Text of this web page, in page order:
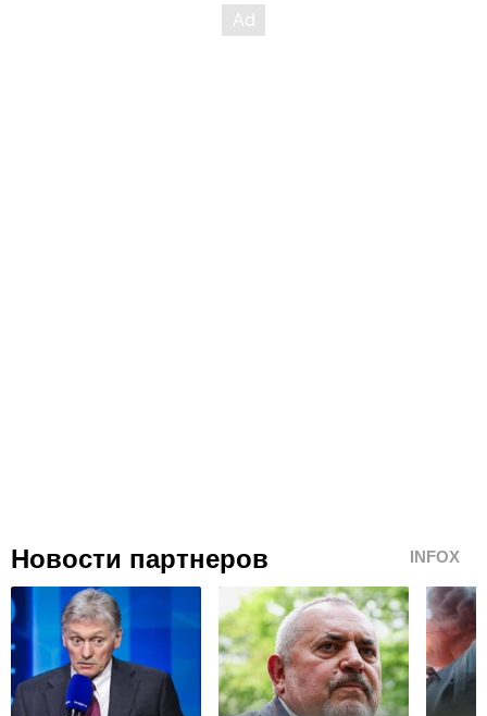
Новости партнеров INFOX